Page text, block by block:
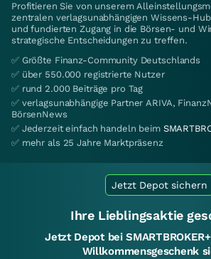
Profitieren Sie von unserem
zentralen verlagsunabhängigen Wissens-
und fundierten Zugang in die Börsen- und
strategische Entscheidungen zu treffen.
✅ Größte Finanz-Community Deutschlands
✅ über 550.000 registrierte Nutzer
✅ rund 2.000 Beiträge pro Tag
✅ verlagsunabhängige Partner ARIVA,
BörsenNews
✅ Jederzeit einfach handeln beim
✅ mehr als 25 Jahre Marktpräsenz
Jetzt Depot sichern
Ihre Lieblingsaktie
Jetzt Depot bei
Willkommensgeschenk